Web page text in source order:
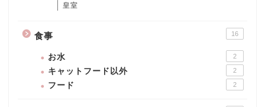
皇室
食事 16
お水 2
キャットフード以外 2
フード 2